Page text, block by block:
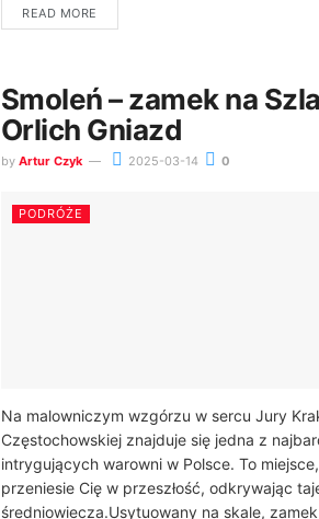
READ MORE
Smoleń – zamek na
Orlich Gniazd
by Artur Czyk 2025-03-14 0
PODRÓŻE
Na malowniczym wzgórzu w sercu Jury
Częstochowskiej znajduje się jedna z
intrygujących warowni w Polsce. To
przeniesie Cię w przeszłość, odkrywając
średniowiecza.Usytuowany na skale,